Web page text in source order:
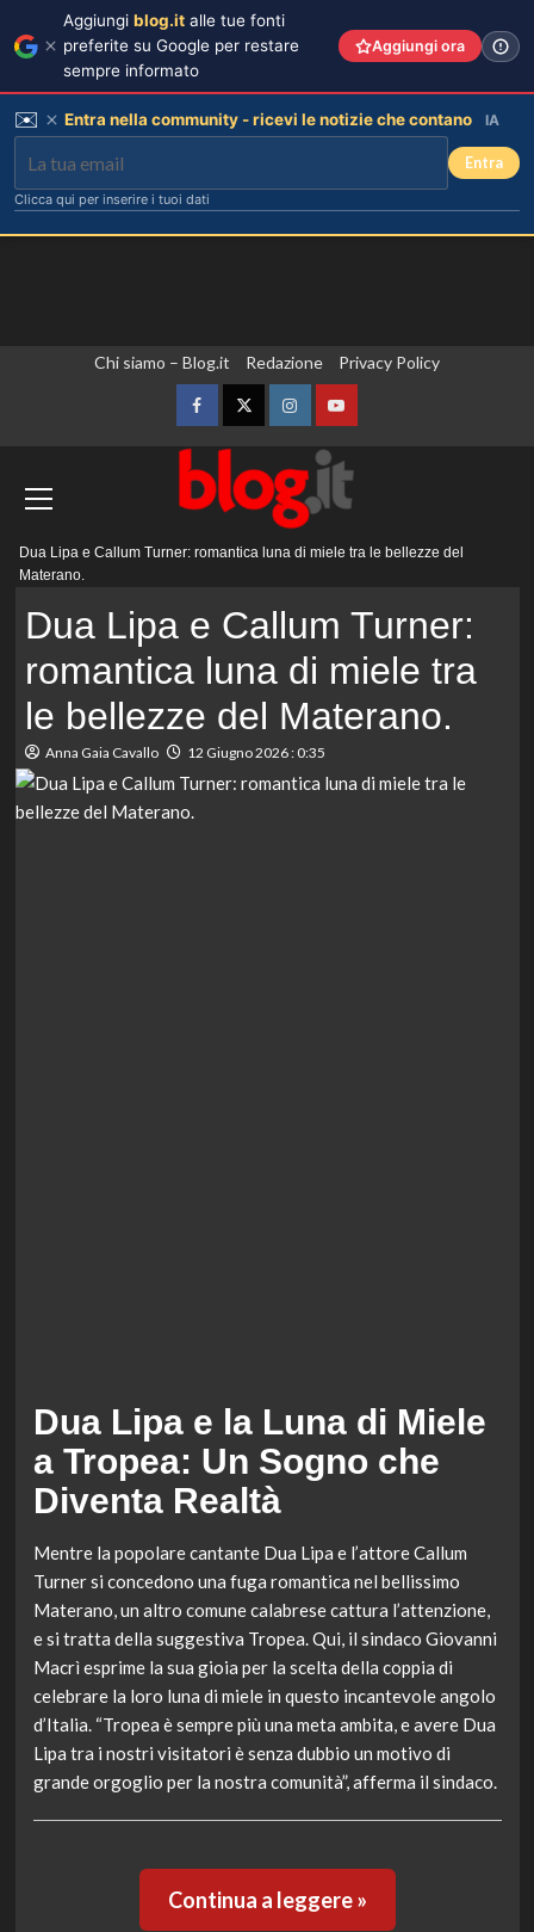
Chi siamo – Blog.it Redazione Privacy Policy
FacebookTwitterInstagramYouTube
principale
Dua Lipa e Callum Turner: romantica luna di miele tra le bellezze del
Materano.
Dua Lipa e Callum Turner:
romantica luna di miele tra
le bellezze del Materano.
Anna Gaia Cavallo 12 Giugno 2026 : 0:35
Dua Lipa e la Luna di Miele
a Tropea: Un Sogno che
Diventa Realtà
Mentre la popolare cantante Dua Lipa e l’attore Callum
Turner si concedono una fuga romantica nel bellissimo
Materano, un altro comune calabrese cattura l’attenzione,
e si tratta della suggestiva Tropea. Qui, il sindaco Giovanni
Macrì esprime la sua gioia per la scelta della coppia di
celebrare la loro luna di miele in questo incantevole angolo
d’Italia. “Tropea è sempre più una meta ambita, e avere Dua
Lipa tra i nostri visitatori è senza dubbio un motivo di
grande orgoglio per la nostra comunità”, afferma il sindaco.
Continua a leggere »
Aggiungi blog.it alle tue fonti
preferite su Google per restare
sempre informato
Aggiungi ora
✉️ Entra nella community - ricevi le notizie che contano IA
Entra
Clicca qui per inserire i tuoi dati